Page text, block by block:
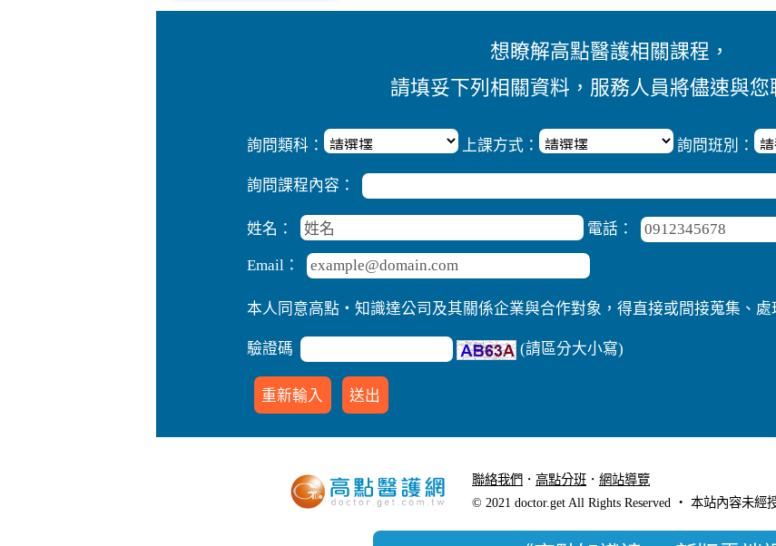
想瞭解高點醫護相關課程，
請填妥下列相關資料，服務人員將儘速與您
詢問類科： 上課方式： 詢問班別：
詢問課程內容：
姓名： 電話：
Email：
本人同意高點‧知識達公司及其關係企業與合作對象，得直接或間接蒐集、處
驗證碼 (請區分大小寫)
聯絡我們 ． 高點分班 ． 網站導覽
© 2021 doctor.get All Rights Reserved ‧ 本站內容未經